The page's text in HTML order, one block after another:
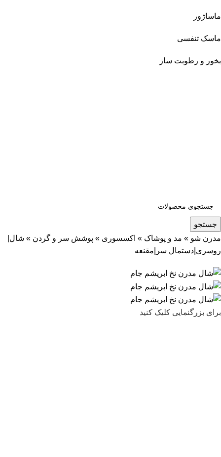
ماساژور
ماسک تنفسی
بخور و رطوبت ساز
جستجو
مدرن شو » مد و پوشاک » اکسسوری » پوشش سر و گردن » شال|
روسری|دستمال سر|مقنعه
برای بزرگنمایی کلیک کنید